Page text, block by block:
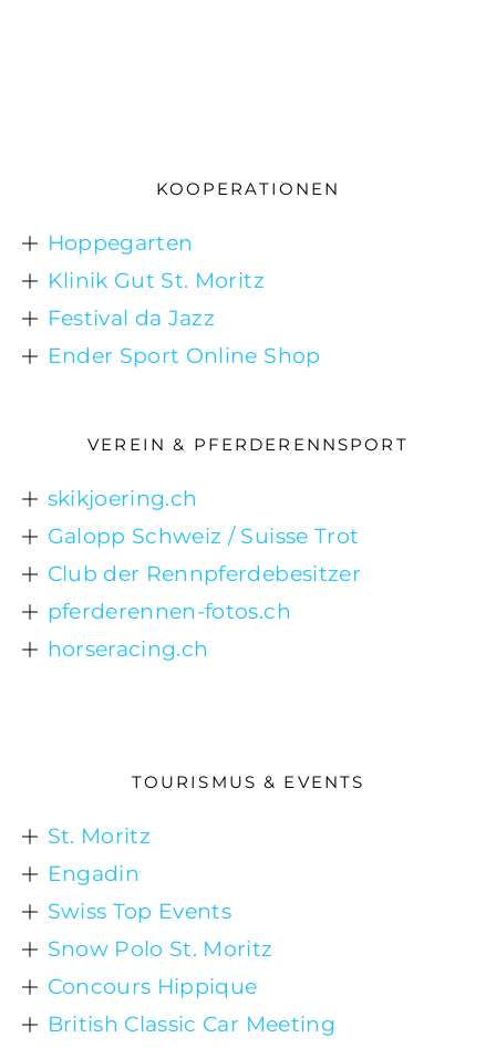
KOOPERATIONEN
Hoppegarten
Klinik Gut St. Moritz
Festival da Jazz
Ender Sport Online Shop
VEREIN & PFERDERENNSPORT
skikjoering.ch
Galopp Schweiz / Suisse Trot
Club der Rennpferdebesitzer
pferderennen-fotos.ch
horseracing.ch
TOURISMUS & EVENTS
St. Moritz
Engadin
Swiss Top Events
Snow Polo St. Moritz
Concours Hippique
British Classic Car Meeting